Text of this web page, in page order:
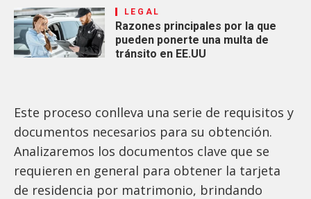
LEGAL
Razones principales por la que
pueden ponerte una multa de
tránsito en EE.UU
Este proceso conlleva una serie de requisitos y
documentos necesarios para su obtención.
Analizaremos los documentos clave que se
requieren en general para obtener la tarjeta
de residencia por matrimonio, brindando